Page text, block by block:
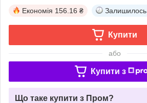
Економія 156.16 ₴ Залишилось
Купити
або
Купити з
Що таке купити з Пром?